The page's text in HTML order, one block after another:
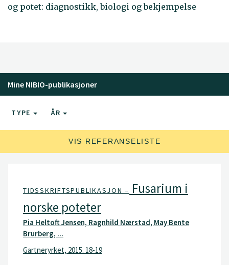
og potet: diagnostikk, biologi og bekjempelse
Mine NIBIO-publikasjoner
TYPE ÅR
VIS REFERANSELISTE
TIDSSKRIFTSPUBLIKASJON – Fusarium i
norske poteter
Pia Heltoft Jensen, Ragnhild Nærstad, May Bente
Brurberg, ...
Gartneryrket, 2015. 18-19